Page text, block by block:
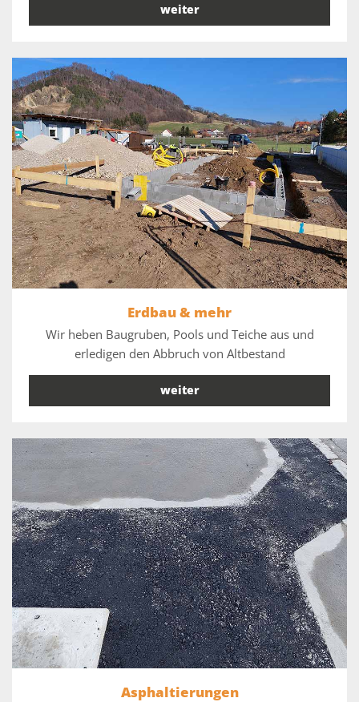
weiter
Erdbau & mehr
Wir heben Baugruben, Pools und Teiche aus und
erledigen den Abbruch von Altbestand
weiter
Asphaltierungen